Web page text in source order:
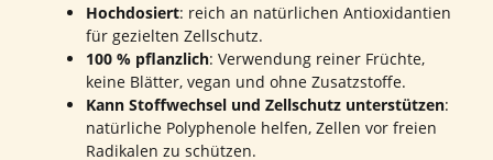
Hochdosiert: reich an natürlichen Antioxidantien
für gezielten Zellschutz.
100 % pflanzlich: Verwendung reiner Früchte,
keine Blätter, vegan und ohne Zusatzstoffe.
Kann Stoffwechsel und Zellschutz unterstützen:
natürliche Polyphenole helfen, Zellen vor freien
Radikalen zu schützen.